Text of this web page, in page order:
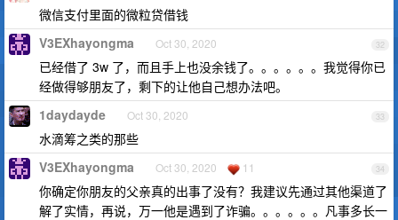
微信支付里面的微粒贷借钱
32
V3EXhayongma Oct 30, 2020
已经借了 3w 了，而且手上也没余钱了。。。。。。我觉得你已
经做得够朋友了，剩下的让他自己想办法吧。
33
1daydayde Oct 30, 2020
水滴筹之类的那些
34
V3EXhayongma Oct 30, 2020 11
你确定你朋友的父亲真的出事了没有？我建议先通过其他渠道了
解了实情，再说，万一他是遇到了诈骗。。。。。。凡事多长一